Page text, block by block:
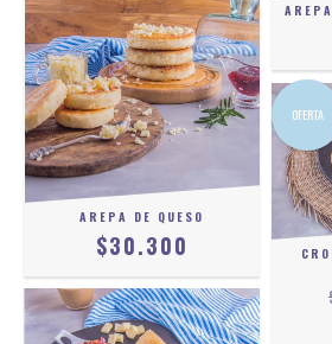
AREPA DE QUESO
$30.300
OFERTA